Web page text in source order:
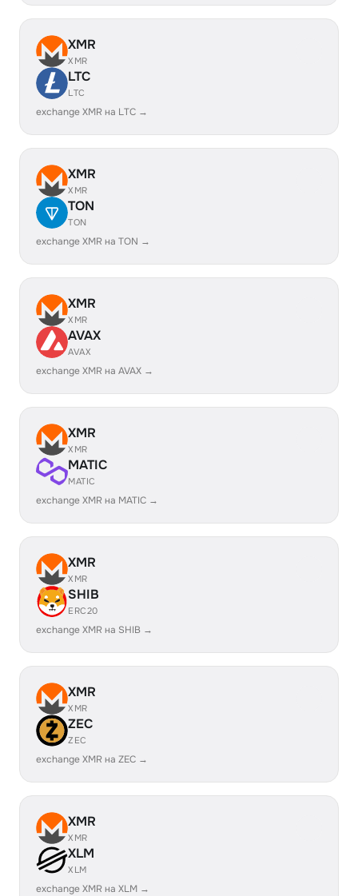
XMR
XMR
LTC
LTC
exchange XMR на LTC →
XMR
XMR
TON
TON
exchange XMR на TON →
XMR
XMR
AVAX
AVAX
exchange XMR на AVAX →
XMR
XMR
MATIC
MATIC
exchange XMR на MATIC →
XMR
XMR
SHIB
ERC20
exchange XMR на SHIB →
XMR
XMR
ZEC
ZEC
exchange XMR на ZEC →
XMR
XMR
XLM
XLM
exchange XMR на XLM →